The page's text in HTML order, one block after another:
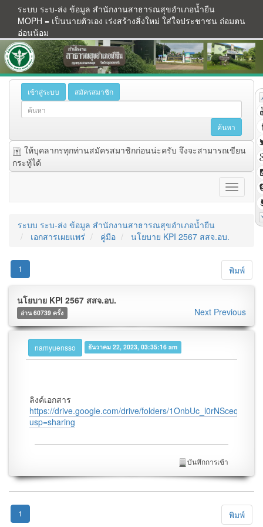
ระบบ ระบ-ส่ง ข้อมูล สำนักงานสาธารณสุขอำเภอน้ำยืน
MOPH = เป็นนายตัวเอง เร่งสร้างสิ่งใหม่ ใส่ใจประชาชน ถ่อมตน
อ่อนน้อม
เข้าสู่ระบบ สมัครสมาชิก
ให้บุคลากรทุกท่านสมัครสมาชิกก่อนน่ะครับ จึงจะสามารถเขียน
กระทู้ได้
ระบบ ระบ-ส่ง ข้อมูล สำนักงานสาธารณสุขอำเภอน้ำยืน
เอกสารเผยแพร่
คู่มือ นโยบาย KPI 2567 สสจ.อบ.
พิมพ์
1
นโยบาย KPI 2567 สสจ.อบ.
อ่าน 60739 ครั้ง Next Previous
namyuensso ธันวาคม 22, 2023, 03:35:16 am
ลิงค์เอกสาร
https://drive.google.com/drive/folders/
usp=sharing
บันทึกการเข้า
พิมพ์
1